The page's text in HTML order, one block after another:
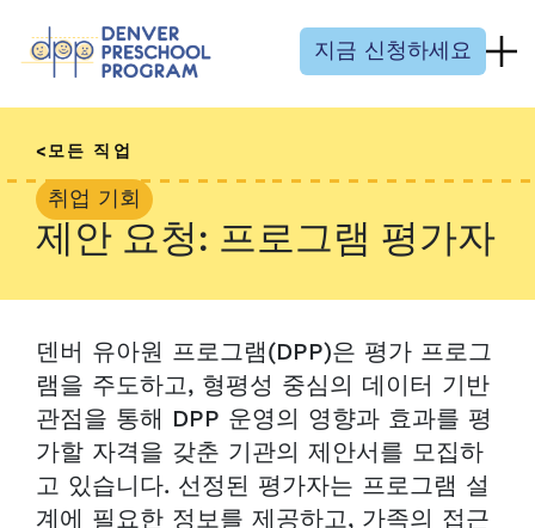
지금 신청하세요
모든 직업
취업 기회
제안 요청: 프로그램 평가자
덴버 유아원 프로그램(DPP)은 평가 프로그
램을 주도하고, 형평성 중심의 데이터 기반
관점을 통해 DPP 운영의 영향과 효과를 평
가할 자격을 갖춘 기관의 제안서를 모집하
고 있습니다. 선정된 평가자는 프로그램 설
계에 필요한 정보를 제공하고, 가족의 접근